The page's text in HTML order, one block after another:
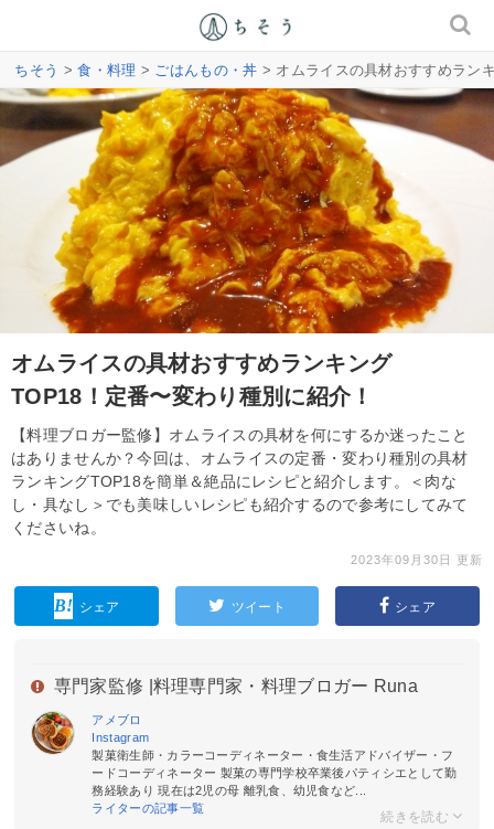
ちそう >食・料理 > ごはんもの・丼 > オムライスの具材おすすめラン
オムライスの具材おすすめランキング
TOP18！定番〜変わり種別に紹介！
【料理ブロガー監修】オムライスの具材を何にするか迷ったこと
はありませんか？今回は、オムライスの定番・変わり種別の具材
ランキングTOP18を簡単＆絶品にレシピと紹介します。＜肉な
し・具なし＞でも美味しいレシピも紹介するので参考にしてみて
くださいね。
2023年09月30日 更新
シェア ツイート シェア
専門家監修 | 料理専門家・料理ブロガー Runa
アメブロ
Instagram
製菓衛生師・カラーコーディネーター・食生活アドバイザー・フ
ードコーディネーター 製菓の専門学校卒業後パティシエとして勤
務経験あり 現在は2児の母 離乳食、幼児食など...
ライターの記事一覧